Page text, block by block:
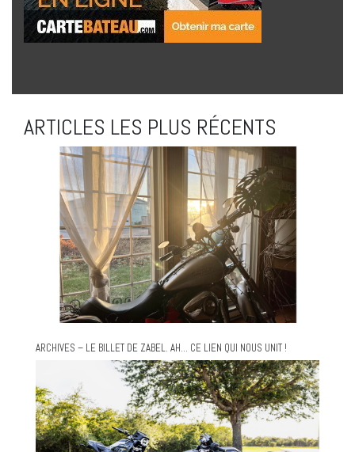
ARTICLES LES PLUS RÉCENTS
ARCHIVES – LE BILLET DE ZABEL. AH… CE LIEN QUI NOUS UNIT !